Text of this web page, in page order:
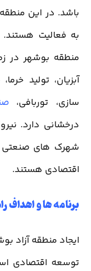
به فعالیت هستند.
منطقه بوشهر در
آبزیان، تولید
سازی، توربافی،
درخشانی دارد.
شهرک های صنعتی
اقتصادی هستند.
برنامه ها و اهداف
ایجاد منطقه آزاد
توسعه اقتصادی